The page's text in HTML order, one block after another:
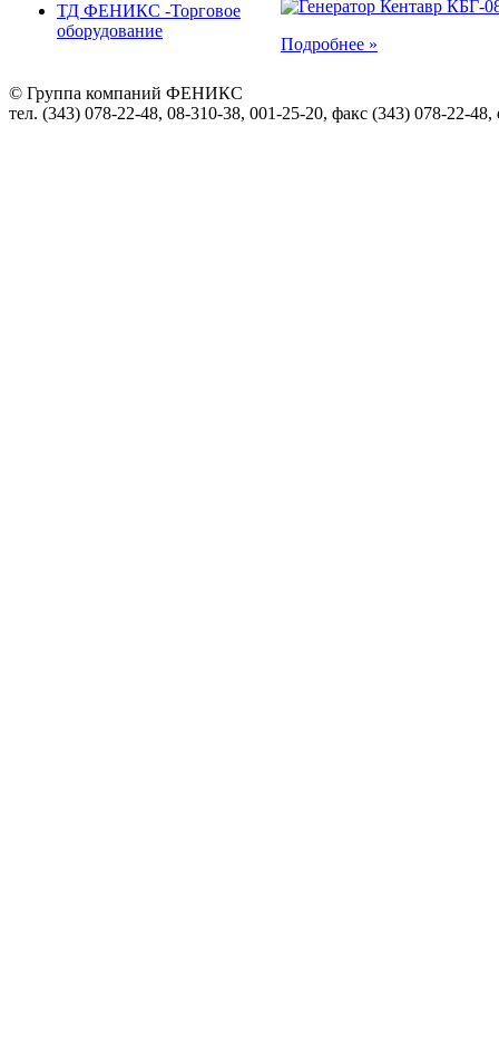
ТД ФЕНИКС -Торговое
оборудование
Подробнее »
© Группа компаний ФЕНИКС
тел. (343) 078-22-48, 08-310-38, 001-25-20, факс (343) 078-22-